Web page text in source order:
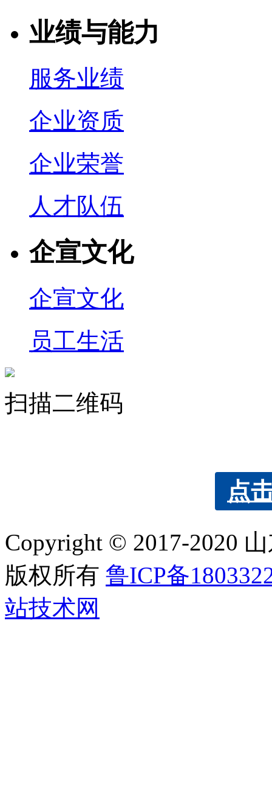
业绩与能力
服务业绩
企业资质
企业荣誉
人才队伍
企宣文化
企宣文化
员工生活
扫描二维码
点
Copyright © 2017-2020
版权所有 鲁ICP备
站技术网